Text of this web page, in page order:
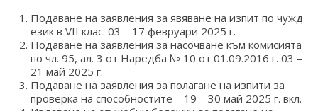
Подаване на заявления за явяване на изпит по чужд
език в VII клас. 03 – 17 февруари 2025 г.
Подаване на заявления за насочване към комисията
по чл. 95, ал. 3 от Наредба № 10 от 01.09.2016 г. 03 –
21 май 2025 г.
Подаване на заявления за полагане на изпити за
проверка на способностите – 19 – 30 май 2025 г. вкл.